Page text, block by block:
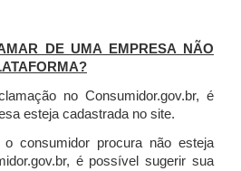
DE UMA EMPRESA NÃO
no Consumidor.gov.br, é
esteja cadastrada no site.
consumidor procura não esteja
é possível sugerir sua